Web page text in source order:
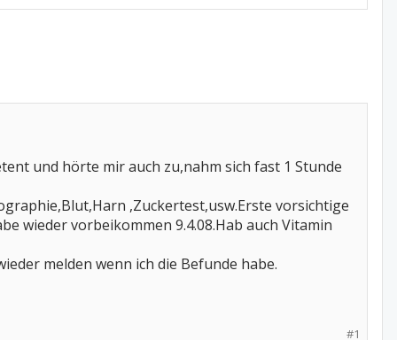
und hörte mir auch zu,nahm sich fast 1 Stunde
,Zuckertest,usw.Erste vorsichtige
wieder vorbeikommen 9.4.08.Hab auch Vitamin
melden wenn ich die Befunde habe.
#1